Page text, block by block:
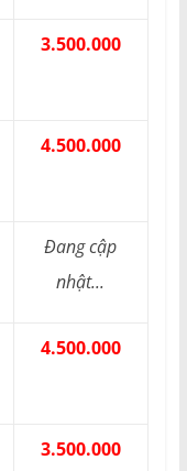
3.500.000
4.500.000
Đang cập
nhật...
4.500.000
3.500.000